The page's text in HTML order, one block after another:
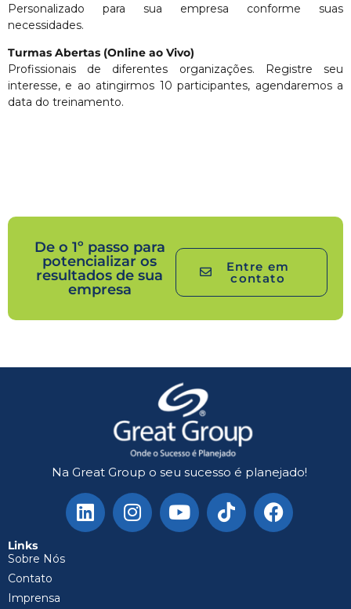
Personalizado para sua empresa conforme suas
necessidades.
Turmas Abertas (Online ao Vivo)
Profissionais de diferentes organizações. Registre seu
interesse, e ao atingirmos 10 participantes, agendaremos a
data do treinamento.
De o 1º passo para
potencializar os
resultados de sua
empresa
Entre em
contato
Na Great Group o seu sucesso é planejado!
Links
Sobre Nós
Contato
Imprensa